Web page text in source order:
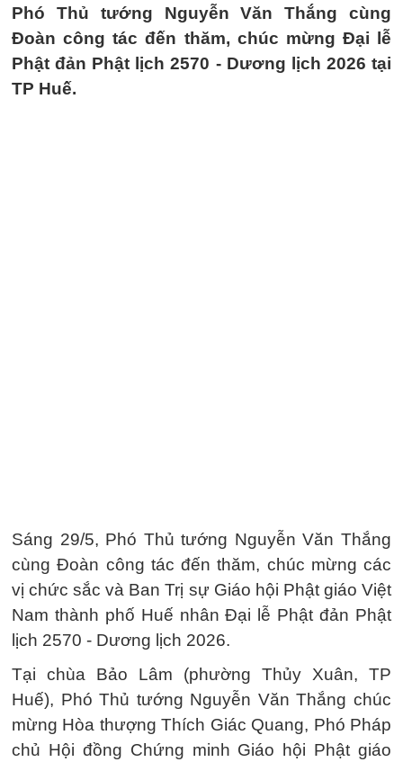
Phó Thủ tướng Nguyễn Văn Thắng cùng
Đoàn công tác đến thăm, chúc mừng Đại lễ
Phật đản Phật lịch 2570 - Dương lịch 2026 tại
TP Huế.
Sáng 29/5, Phó Thủ tướng Nguyễn Văn Thắng
cùng Đoàn công tác đến thăm, chúc mừng các
vị chức sắc và Ban Trị sự Giáo hội Phật giáo Việt
Nam thành phố Huế nhân Đại lễ Phật đản Phật
lịch 2570 - Dương lịch 2026.
Tại chùa Bảo Lâm (phường Thủy Xuân, TP
Huế), Phó Thủ tướng Nguyễn Văn Thắng chúc
mừng Hòa thượng Thích Giác Quang, Phó Pháp
chủ Hội đồng Chứng minh Giáo hội Phật giáo